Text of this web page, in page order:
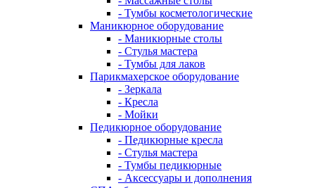
- Тумбы косметологические
Маникюрное оборудование
- Маникюрные столы
- Стулья мастера
- Тумбы для лаков
Парикмахерское оборудование
- Зеркала
- Кресла
- Мойки
Педикюрное оборудование
- Педикюрные кресла
- Стулья мастера
- Тумбы педикюрные
- Аксессуары и дополнения